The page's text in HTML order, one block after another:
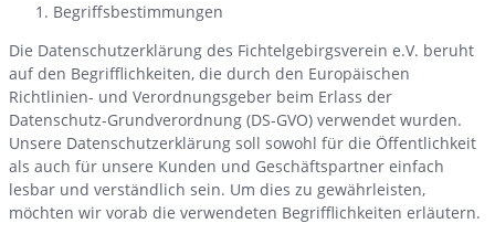
Begriffsbestimmungen
Die Datenschutzerklärung des Fichtelgebirgsverein e.V. beruht
auf den Begrifflichkeiten, die durch den Europäischen
Richtlinien- und Verordnungsgeber beim Erlass der
Datenschutz-Grundverordnung (DS-GVO) verwendet wurden.
Unsere Datenschutzerklärung soll sowohl für die Öffentlichkeit
als auch für unsere Kunden und Geschäftspartner einfach
lesbar und verständlich sein. Um dies zu gewährleisten,
möchten wir vorab die verwendeten Begrifflichkeiten erläutern.